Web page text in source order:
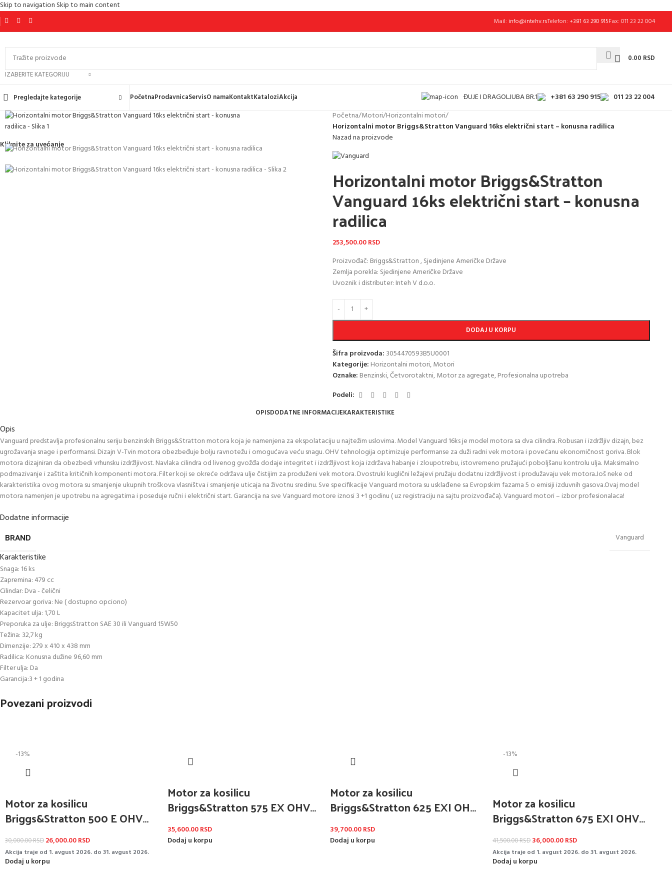
Skip to navigation Skip to main content
Mail: info@intehv.rsTelefon: +381 63 290 915Fax: 011 23 22 004
IZABERITE KATEGORIJU
0.00 RSD
Pregledajte kategorije PočetnaProdavnicaServisO namaKontaktKataloziAkcija ĐUJE I DRAGOLJUBA BR.1 +381 63 290 915 011 23 22 004
Kliknite za uvećanje
Početna/Motori/Horizontalni motori/
Horizontalni motor Briggs&Stratton Vanguard 16ks električni start – konusna radilica
Nazad na proizvode
Horizontalni motor Briggs&Stratton
Vanguard 16ks električni start – konusna
radilica
253,500.00RSD
Proizvođač: Briggs&Stratton , Sjedinjene Američke Države
Zemlja porekla: Sjedinjene Američke Države
Uvoznik i distributer: Inteh V d.o.o.
DODAJ U KORPU
Šifra proizvoda: 3054470593B5U0001
Kategorije: Horizontalni motori,Motori
Oznake: Benzinski,Četvorotaktni,Motor za agregate,Profesionalna upotreba
Podeli:
OPISDODATNE INFORMACIJEKARAKTERISTIKE
Opis
Vanguard predstavlja profesionalnu seriju benzinskih Briggs&Stratton motora koja je namenjena za ekspolataciju u najtežim uslovima. Model Vanguard 16ks je model motora sa dva cilindra. Robusan i izdržljiv dizajn, bez
ugrožavanja snage i performansi. Dizajn V-Tvin motora obezbeđuje bolju ravnotežu i omogućava veću snagu. OHV tehnologija optimizuje performanse za duži radni vek motora i povećanu ekonomičnost goriva. Blok
motora dizajniran da obezbedi vrhunsku izdržljivost. Navlaka cilindra od livenog gvožđa dodaje integritet i izdržljivost koja izdržava habanje i zloupotrebu, istovremeno pružajući poboljšanu kontrolu ulja. Maksimalno
podmazivanje i zaštita kritičnih komponenti motora. Filter koji se okreće održava ulje čistijim za produženi vek motora. Dvostruki kuglični ležajevi pružaju dodatnu izdržljivost i produžavaju vek motora.Još neke od
karakteristika ovog motora su smanjenje ukupnih troškova vlasništva i smanjenje uticaja na životnu sredinu. Sve specifikacije Vanguard motora su usklađene sa Evropskim fazama 5 o emisiji izduvnih gasova.Ovaj model
motora namenjen je upotrebu na agregatima i poseduje ručni i električni start. Garancija na sve Vanguard motore iznosi 3 +1 godinu ( uz registraciju na sajtu proizvođača). Vanguard motori – izbor profesionalaca!
Dodatne informacije
BRAND Vanguard
Karakteristike
Snaga: 16 ks
Zapremina: 479 cc
Cilindar: Dva - čelični
Rezervoar goriva: Ne ( dostupno opciono)
Kapacitet ulja: 1,70 L
Preporuka za ulje: BriggsStratton SAE 30 ili Vanguard 15W50
Težina: 32,7 kg
Dimenzije: 279 x 410 x 438 mm
Radilica: Konusna dužine 96,60 mm
Filter ulja: Da
Garancija:3 + 1 godina
Povezani proizvodi
-13%
Motor za kosilicu
Briggs&Stratton 500 E OHV
22,2x62mm
30,000.00RSD 26,000.00RSD
Akcija traje od 1. avgust 2026. do 31. avgust 2026.
Dodaj u korpu
Motor za kosilicu
Briggs&Stratton 575 EX OHV
22,2x80mm
35,600.00RSD
Dodaj u korpu
Motor za kosilicu
Briggs&Stratton 625 EXI OHV
22,2x62mm
39,700.00RSD
Dodaj u korpu
-13%
Motor za kosilicu
Briggs&Stratton 675 EXI OHV
22,2x62mm
41,500.00RSD 36,000.00RSD
Akcija traje od 1. avgust 2026. do 31. avgust 2026.
Dodaj u korpu